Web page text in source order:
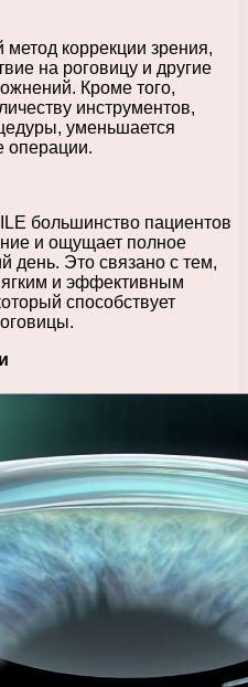
коррекции зрения,
на роговицу и другие
Кроме того,
инструментов,
уменьшается
операции.
большинство пациентов
и ощущает полное
день. Это связано с тем,
и эффективным
способствует